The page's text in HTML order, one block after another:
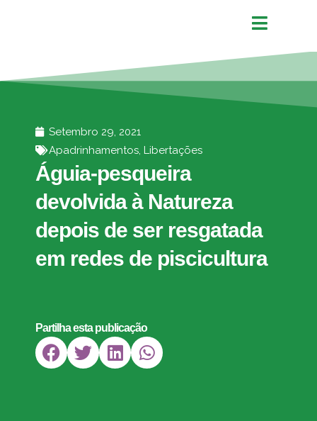
Setembro 29, 2021
Apadrinhamentos, Libertações
Águia-pesqueira
devolvida à Natureza
depois de ser resgatada
em redes de piscicultura
Partilha esta publicação